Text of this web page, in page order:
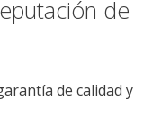
de
de calidad y